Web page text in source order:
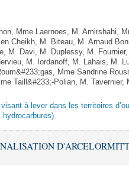
Mme Laernoes, M. Amirshahi,
Cheikh, M. Biteau, M. Arnaud
M. Davi, M. Duplessy, M.
M. Iordanoff, M. Lahais, M.
Mme Sandrine
Taill&#233;-Polian, M. Tavernier,
à lever dans les territoires
hydrocarbures)